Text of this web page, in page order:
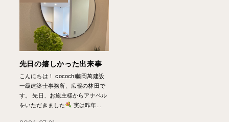
先日の嬉しかった出来事
こんにちは！ cocochi藤岡萬建設
一級建築士事務所、広報の林田で
す。 先日、お施主様からアナベル
をいただきました
実は昨年...